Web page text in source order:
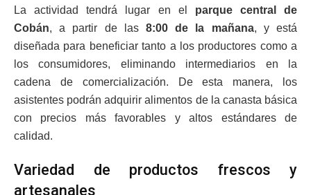
La actividad tendrá lugar en el parque central de
Cobán, a partir de las 8:00 de la mañana, y está
diseñada para beneficiar tanto a los productores como a
los consumidores, eliminando intermediarios en la
cadena de comercialización. De esta manera, los
asistentes podrán adquirir alimentos de la canasta básica
con precios más favorables y altos estándares de
calidad.
Variedad de productos frescos y
artesanales